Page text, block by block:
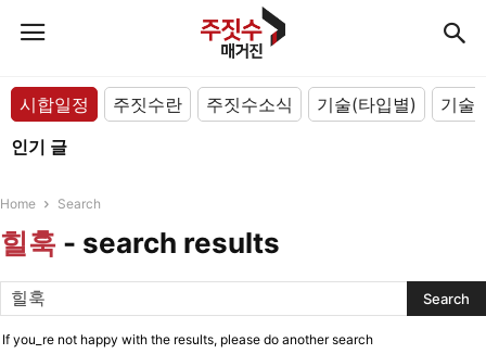
시합일정 주짓수란 주짓수소식 기술(타입별)
기술
인기 글
Home Search
힐훅 - search results
If you_re not happy with the results, please do another search